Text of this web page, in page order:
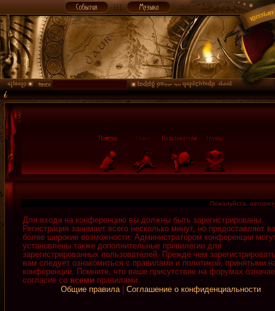
Пожалуйста,
Для входа на конференцию вы должны быть зарегистрированы.
Регистрация занимает всего несколько минут, но предоставляет
более широкие возможности. Администратором конференции
установлены также дополнительные привилегии для
зарегистрированных пользователей. Прежде чем
вам следует ознакомиться с правилами и политикой, принятыми
конференции. Помните, что ваше присутствие на форумах
согласие со всеми правилами.
Общие правила| Соглашение о конфиденциальности